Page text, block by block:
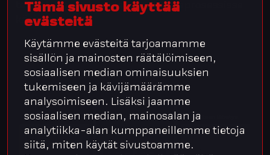
Tämä sivusto käyttää
evästeitä
Käytämme evästeitä tarjoamamme
sisällön ja mainosten räätälöimiseen,
sosiaalisen median ominaisuuksien
tukemiseen ja kävijämäärämme
analysoimiseen. Lisäksi jaamme
sosiaalisen median, mainosalan ja
analytiikka-alan kumppaneillemme tietoja
siitä, miten käytät sivustoamme.
tapahtumaa ole vielä hyväksyntäprosessissa
käsitelty.